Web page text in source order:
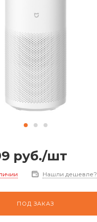
руб./шт
Нашли дешевле?
ПОД ЗАКАЗ